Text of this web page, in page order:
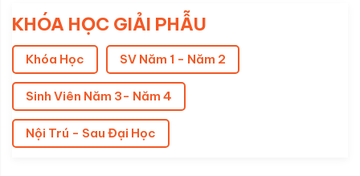
KHÓA HỌC GIẢI PHẪU
Khóa Học SV Năm 1 - Năm 2
Sinh Viên Năm 3- Năm 4
Nội Trú - Sau Đại Học